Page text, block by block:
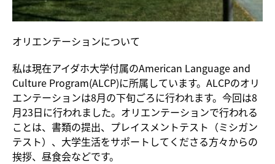
オリエンテーションについて
私は現在アイダホ大学付属のAmerican Language and
Culture Program(ALCP)に所属しています。ALCPのオリ
エンテーションは8月の下旬ごろに行われます。今回は8
月23日に行われました。オリエンテーションで行われる
ことは、書類の提出、プレイスメントテスト（ミシガン
テスト）、大学生活をサポートしてくださる方々からの
挨拶、昼食会などです。